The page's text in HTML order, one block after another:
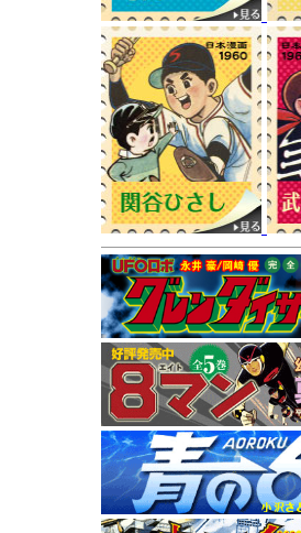
思い出などが語られ
お知らせマンガショ
広尾満先生、小嶋悟
先生方の連絡先をご
プまでご一報くださ
マンガショップメー
ピックアップ『ロボ
『青の6号』全2巻!!
30年前の『青の6号
『青の6号 AO6』全3
好評発売中2015年1
11月刊はハードボイ
9月刊は1972年に連
1958年発表の元祖『
5月刊は小畑しゅん